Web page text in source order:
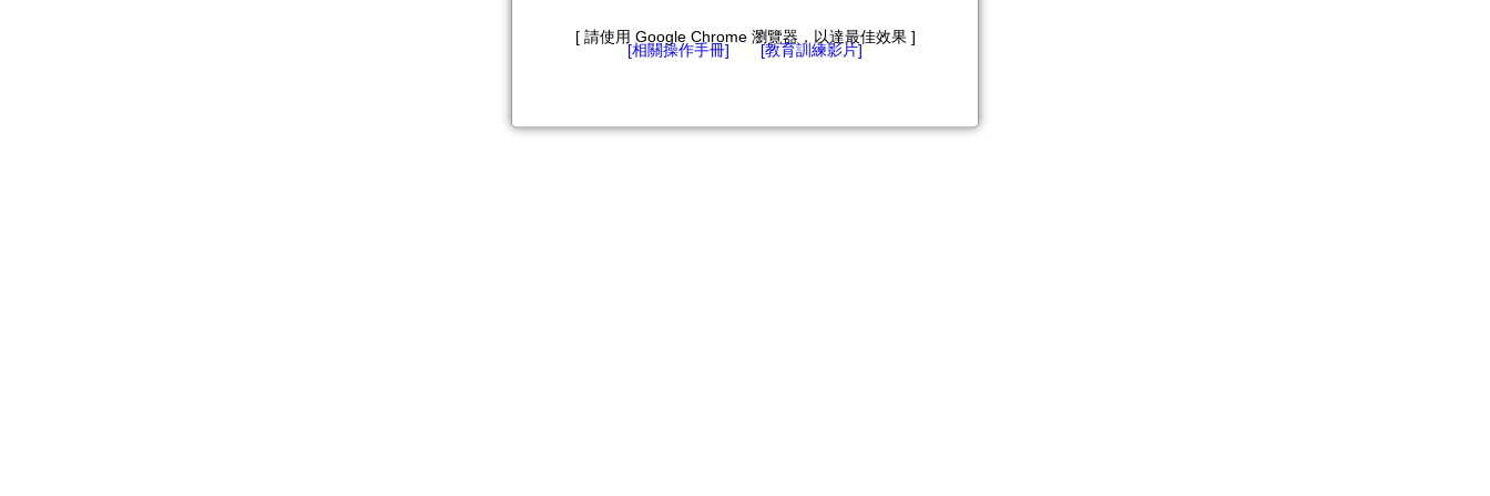
[ 請使用 Google Chrome 瀏覽器，以達最佳效果 ]
[相關操作手冊] [教育訓練影片]